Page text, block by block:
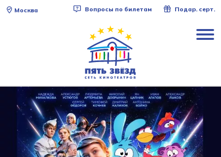
Москва Вопросы по билетам Подар. серт.